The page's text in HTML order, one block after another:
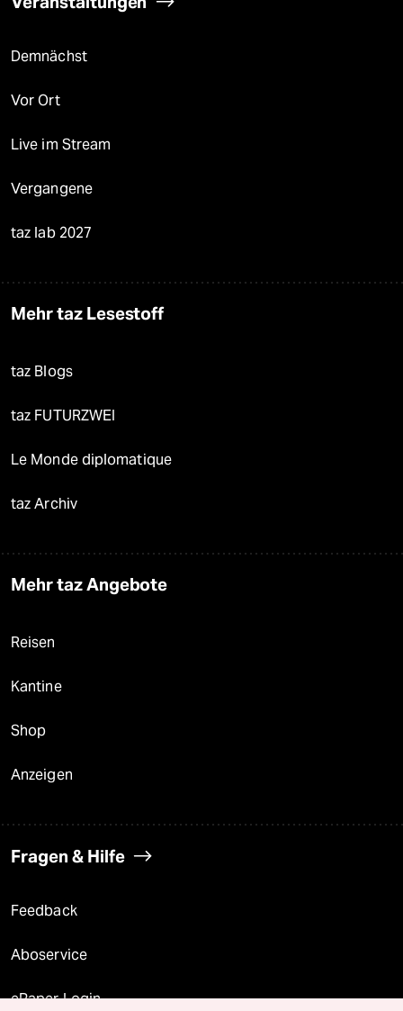
Demnächst
Vor Ort
Live im Stream
Vergangene
taz lab 2027
Mehr taz Lesestoff
taz Blogs
taz FUTURZWEI
Le Monde diplomatique
taz Archiv
Mehr taz Angebote
Reisen
Kantine
Shop
Anzeigen
Fragen & Hilfe
Feedback
Aboservice
ePaper Login